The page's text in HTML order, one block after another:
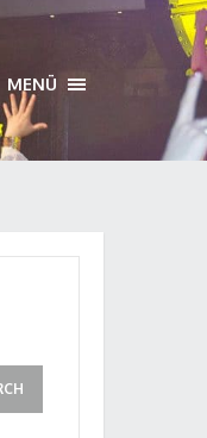
MENÜ TOGGLE